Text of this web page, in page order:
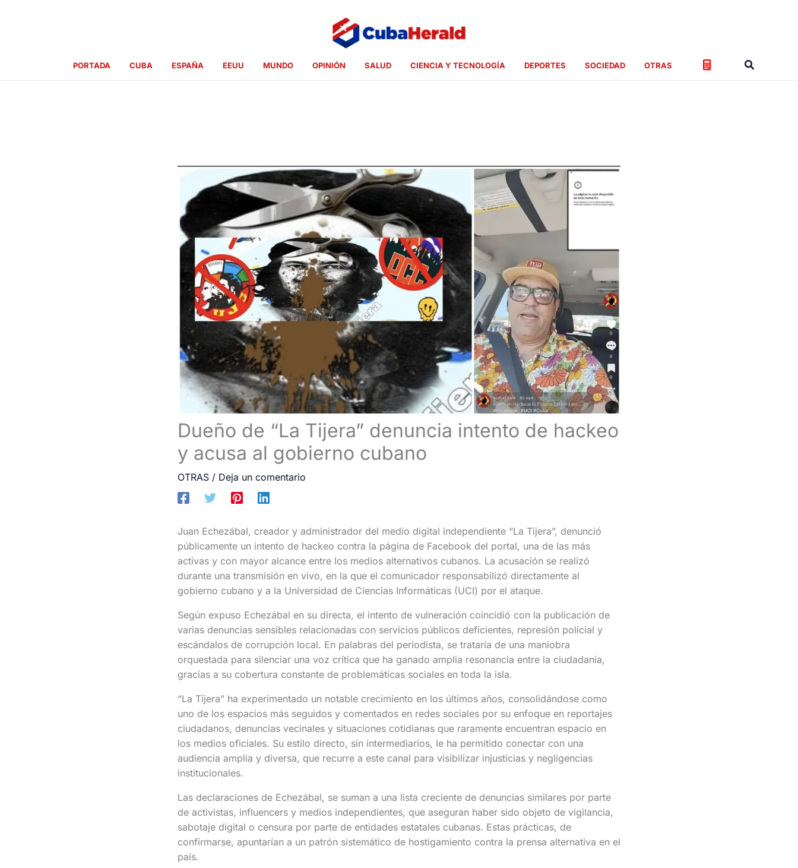
PORTADA CUBA ESPAÑA EEUU MUNDO OPINIÓN SALUD CIENCIA Y TECNOLOGÍA DEPORTES SOCIEDAD OTRAS Buscar
Dueño de “La Tijera” denuncia intento de hackeo
y acusa al gobierno cubano
OTRAS/ Deja un comentario
Juan Echezábal, creador y administrador del medio digital independiente “La Tijera”, denunció
públicamente un intento de hackeo contra la página de Facebook del portal, una de las más
activas y con mayor alcance entre los medios alternativos cubanos. La acusación se realizó
durante una transmisión en vivo, en la que el comunicador responsabilizó directamente al
gobierno cubano y a la Universidad de Ciencias Informáticas (UCI) por el ataque.
Según expuso Echezábal en su directa, el intento de vulneración coincidió con la publicación de
varias denuncias sensibles relacionadas con servicios públicos deficientes, represión policial y
escándalos de corrupción local. En palabras del periodista, se trataría de una maniobra
orquestada para silenciar una voz crítica que ha ganado amplia resonancia entre la ciudadanía,
gracias a su cobertura constante de problemáticas sociales en toda la isla.
“La Tijera” ha experimentado un notable crecimiento en los últimos años, consolidándose como
uno de los espacios más seguidos y comentados en redes sociales por su enfoque en reportajes
ciudadanos, denuncias vecinales y situaciones cotidianas que raramente encuentran espacio en
los medios oficiales. Su estilo directo, sin intermediarios, le ha permitido conectar con una
audiencia amplia y diversa, que recurre a este canal para visibilizar injusticias y negligencias
institucionales.
Las declaraciones de Echezábal, se suman a una lista creciente de denuncias similares por parte
de activistas, influencers y medios independientes, que aseguran haber sido objeto de vigilancia,
sabotaje digital o censura por parte de entidades estatales cubanas. Estas prácticas, de
confirmarse, apuntarían a un patrón sistemático de hostigamiento contra la prensa alternativa en el
país.